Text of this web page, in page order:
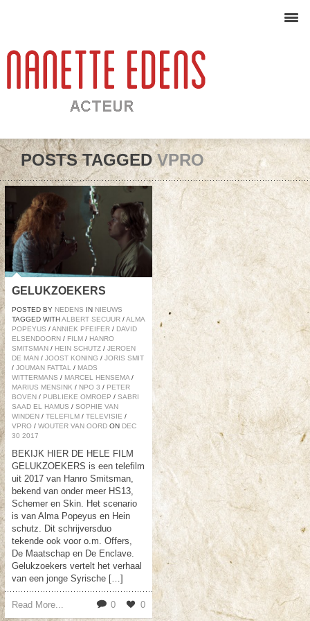
POSTS TAGGEDVPRO
GELUKZOEKERS
POSTED BY NEDENS IN NIEUWS
TAGGED WITHALBERT SECUUR /ALMA
POPEYUS /ANNIEK PFEIFER / DAVID
ELSENDOORN / FILM / HANRO
SMITSMAN / HEIN SCHUTZ / JEROEN
DE MAN / JOOST KONING / JORIS SMIT
/ JOUMAN FATTAL / MADS
WITTERMANS / MARCEL HENSEMA /
MARIUS MENSINK / NPO 3 / PETER
BOVEN / PUBLIEKE OMROEP / SABRI
SAAD EL HAMUS / SOPHIE VAN
WINDEN / TELEFILM / TELEVISIE /
VPRO / WOUTER VAN OORD ON DEC
30 2017
BEKIJK HIER DE HELE FILM
GELUKZOEKERS is een telefilm
uit 2017 van Hanro Smitsman,
bekend van onder meer HS13,
Schemer en Skin. Het scenario
is van Alma Popeyus en Hein
schutz. Dit schrijversduo
tekende ook voor o.m. Offers,
De Maatschap en De Enclave.
Gelukzoekers vertelt het verhaal
van een jonge Syrische […]
Read More... 0 0